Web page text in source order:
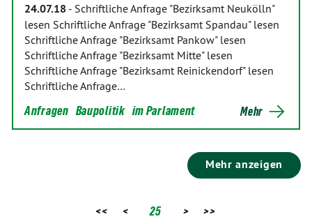
24.07.18 - Schriftliche Anfrage "Bezirksamt Neukölln"
lesen Schriftliche Anfrage "Bezirksamt Spandau" lesen
Schriftliche Anfrage "Bezirksamt Pankow" lesen
Schriftliche Anfrage "Bezirksamt Mitte" lesen
Schriftliche Anfrage "Bezirksamt Reinickendorf" lesen
Schriftliche Anfrage…
Anfragen Baupolitik im Parlament Mehr
Mehr anzeigen
<< < 25 > >>